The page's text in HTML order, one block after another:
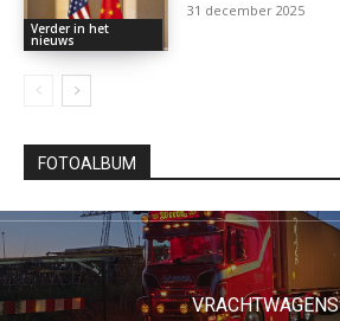
Verder in het
nieuws
31 december 2025
FOTOALBUM
VRACHTWAGENS